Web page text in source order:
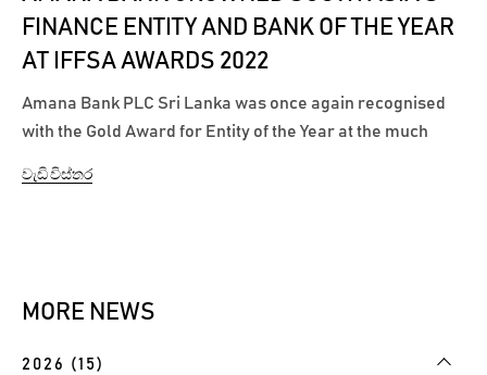
FINANCE ENTITY AND BANK OF THE YEAR
AT IFFSA AWARDS 2022
Amana Bank PLC Sri Lanka was once again recognised
with the Gold Award for Entity of the Year at the much
interest based Islamic Banking & Finance industry
වැඩි විස්තර
MORE NEWS
2026 (15)